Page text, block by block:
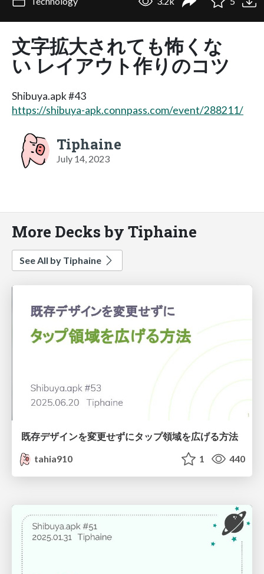
文字拡大されても怖くな
い レイアウト作りのコツ
Shibuya.apk #43
https://shibuya-apk.connpass.com/event/288211/
Tiphaine
July 14, 2023
More Decks by Tiphaine
See All by Tiphaine
既存デザインを変更せずにタップ領域を広げる方法
tahia910
1 440